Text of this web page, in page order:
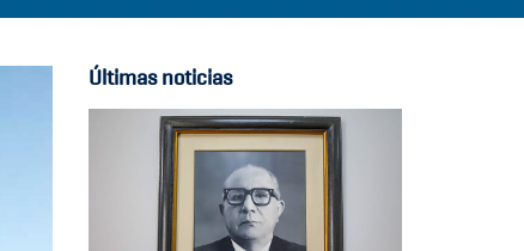
Últimas noticias